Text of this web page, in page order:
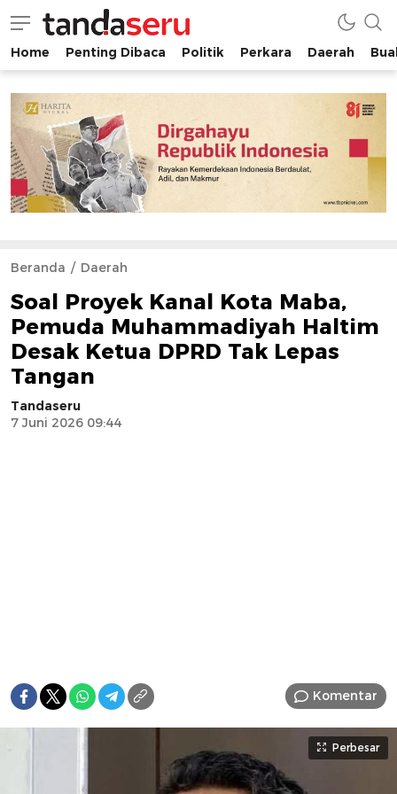
tandaseru.com | Penting Dibaca
tandaseru.com
Home Penting Dibaca Politik Perkara Daerah
Beranda Daerah
Soal Proyek Kanal Kota Maba,
Pemuda Muhammadiyah Haltim
Desak Ketua DPRD Tak Lepas
Tangan
Tandaseru
7 Juni 2026 09:44
Komentar
Perbesar